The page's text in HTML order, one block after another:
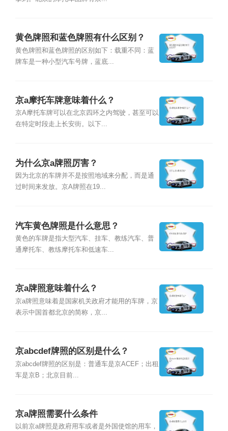
黄色牌照和蓝色牌照有什么区别？
黄色牌照和蓝色牌照的区别如下：载重不同：蓝
牌车是一种小型汽车号牌，蓝底...
京a摩托车牌意味着什么？
京A摩托车牌可以在北京四环之内驾驶，甚至可以
在特定时段走上长安街。以下...
为什么京a牌照厉害？
因为北京的车牌并不是按照地域来分配，而是通
过时间来发放。京A牌照在19...
汽车黄色牌照是什么意思？
黄色的车牌是指大型汽车、挂车、教练汽车、普
通摩托车、教练摩托车和低速车...
京a牌照意味着什么？
京a牌照意味着是国家机关政府才能用的车牌，京
表示中国首都北京的简称，京...
京abcdef牌照的区别是什么？
京abcdef牌照的区别是：普通车是京ACEF；出租
车是京B；北京目前...
京a牌照需要什么条件
以前京a牌照是政府用车或者是外国使馆的用车，